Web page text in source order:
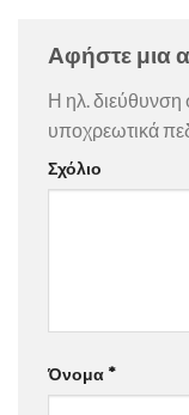
Αφήστε μια
Η ηλ. διεύθυνση
υποχρεωτικά
Σχόλιο
Όνομα *